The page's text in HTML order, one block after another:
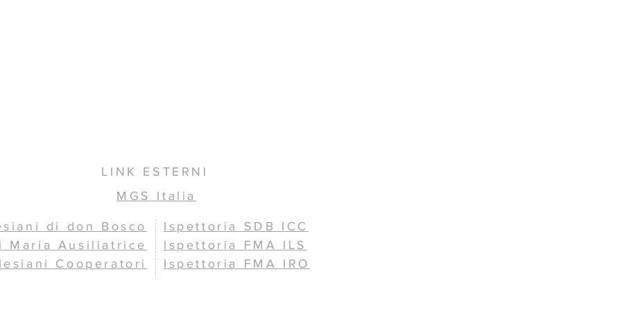
LINK ESTERNI
MGS Italia
di don Bosco
Maria Ausiliatrice
Cooperatori
Ispettoria SDB ICC
Ispettoria FMA ILS
Ispettoria FMA IRO